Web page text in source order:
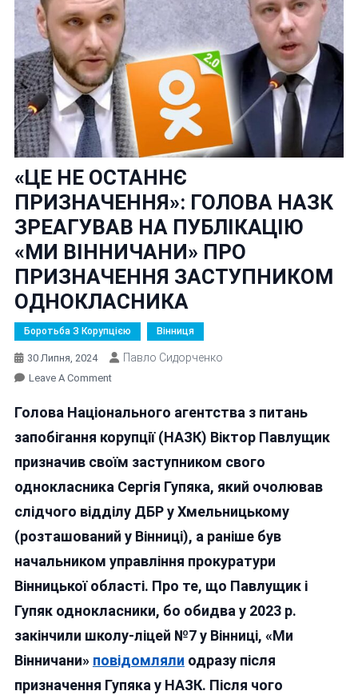
«ЦЕ НЕ ОСТАННЄ
ПРИЗНАЧЕННЯ»: ГОЛОВА НАЗК
ЗРЕАГУВАВ НА ПУБЛІКАЦІЮ
«МИ ВІННИЧАНИ» ПРО
ПРИЗНАЧЕННЯ ЗАСТУПНИКОМ
ОДНОКЛАСНИКА
Боротьба З Корупцією Вінниця
30 Липня, 2024 Павло Сидорченко
Leave A CommentOn
НЕ
ОСТАННЄ
ГОЛОВА
НАЗК
ЗРЕАГУВАВ
ПУБЛІКАЦІЮ
«МИ
ВІННИЧАНИ»
ПРИЗНАЧЕННЯ
ЗАСТУПНИКОМ
ОДНОКЛАСНИКА
Голова Національного агентства з питань
запобігання корупції (НАЗК) Віктор Павлущик
призначив своїм заступником свого
однокласника Сергія Гупяка, який очолював
слідчого відділу ДБР у Хмельницькому
(розташований у Вінниці), а раніше був
начальником управління прокуратури
Вінницької області. Про те, що Павлущик і
Гупяк однокласники, бо обидва у 2023 р.
закінчили школу-ліцей №7 у Вінниці, «Ми
Вінничани» повідомляли одразу після
призначення Гупяка у НАЗК. Після чого